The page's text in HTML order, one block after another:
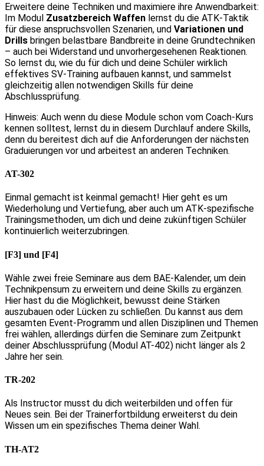
Erweitere deine Techniken und maximiere ihre Anwendbarkeit:
Im Modul Zusatzbereich Waffen lernst du die ATK-Taktik
für diese anspruchsvollen Szenarien, und Variationen und
Drills bringen belastbare Bandbreite in deine Grundtechniken
– auch bei Widerstand und unvorhergesehenen Reaktionen.
So lernst du, wie du für dich und deine Schüler wirklich
effektives SV-Training aufbauen kannst, und sammelst
gleichzeitig allen notwendigen Skills für deine
Abschlussprüfung.
Hinweis: Auch wenn du diese Module schon vom Coach-Kurs
kennen solltest, lernst du in diesem Durchlauf andere Skills,
denn du bereitest dich auf die Anforderungen der nächsten
Graduierungen vor und arbeitest an anderen Techniken.
AT-302
Einmal gemacht ist keinmal gemacht! Hier geht es um
Wiederholung und Vertiefung, aber auch um ATK-spezifische
Trainingsmethoden, um dich und deine zukünftigen Schüler
kontinuierlich weiterzubringen.
[F3] und [F4]
Wähle zwei freie Seminare aus dem BAE-Kalender, um dein
Technikpensum zu erweitern und deine Skills zu ergänzen.
Hier hast du die Möglichkeit, bewusst deine Stärken
auszubauen oder Lücken zu schließen. Du kannst aus dem
gesamten Event-Programm und allen Disziplinen und Themen
frei wählen, allerdings dürfen die Seminare zum Zeitpunkt
deiner Abschlussprüfung (Modul AT-402) nicht länger als 2
Jahre her sein.
TR-202
Als Instructor musst du dich weiterbilden und offen für
Neues sein. Bei der Trainerfortbildung erweiterst du dein
Wissen um ein spezifisches Thema deiner Wahl.
TH-AT2